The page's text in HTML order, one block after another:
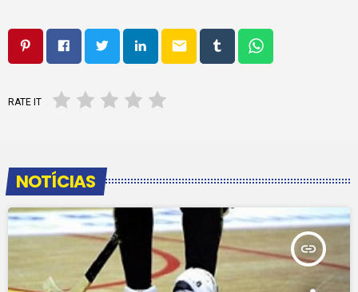
email
RATE IT
NOTÍCIAS
insert_link